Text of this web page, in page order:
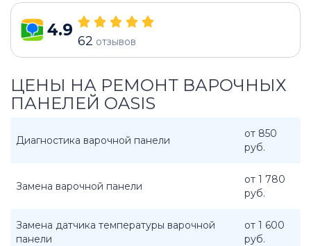
4.9
62 отзывов
ЦЕНЫ НА РЕМОНТ ВАРОЧНЫХ
ПАНЕЛЕЙ OASIS
Диагностика варочной панели
от 850
руб.
Замена варочной панели
от 1 780
руб.
Замена датчика температуры варочной
панели
от 1 600
руб.